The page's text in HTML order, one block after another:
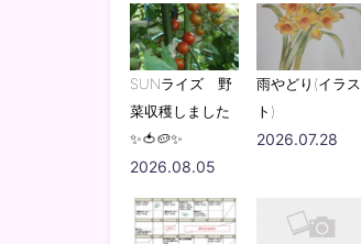
SUNライズ 野
菜収穫しました
✨🍅🥔✨
2026.08.05
雨やどり(イラス
ト)
2026.07.28